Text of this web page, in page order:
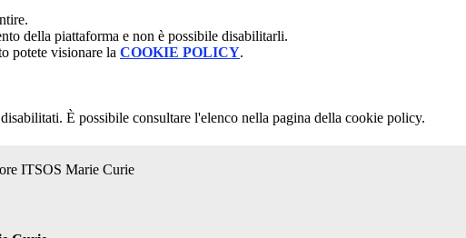
della piattaforma e non è possibile disabilitarli.
potete visionare la COOKIE POLICY.
È possibile consultare l'elenco nella pagina della cookie policy.
ITSOS Marie Curie